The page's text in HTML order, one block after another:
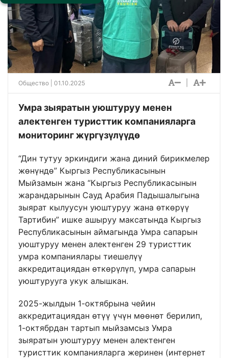
Общество | 01.10.2025
Умра зыяратын уюштуруу менен
алектенген туристтик компанияларга
мониторинг жүргүзүлүүдө
“Дин тутуу эркиндиги жана диний бирикмелер
жөнүндө” Кыргыз Республикасынын
Мыйзамын жана “Кыргыз Республикасынын
жарандарынын Сауд Арабия Падышалыгына
зыярат кылуусун уюштуруу жана өткөрүү
Тартибин” ишке ашыруу максатында Кыргыз
Республикасынын аймагында Умра сапарын
уюштуруу менен алектенген 29 туристтик
умра компаниялары тиешелүү
аккредитациядан өткөрүлүп, умра сапарын
уюштурууга укук алышкан.
2025-жылдын 1-октябрына чейин
аккредитациядан өтүү үчүн мөөнөт берилип,
1-октябрдан тартып мыйзамсыз Умра
зыяратын уюштуруу менен алектенген
туристтик компанияларга жеринен (интернет